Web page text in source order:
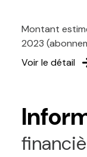
Montant
2023
Voir le détail